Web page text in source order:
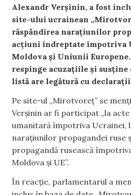
Alexandr Verșinin, a fost
site-ului ucrainean
răspândirea narațiunilor
acțiuni îndreptate împotriva
Moldova și Uniunii
respinge acuzațiile și susține
listă are legătură cu
Pe site-ul „Mirotvoreț” se
Verșinin ar fi participat „la
umanitară împotriva Ucrainei,
narațiunilor propagandei ruse
propagandă rusească
Moldova și UE”.
În reacție, parlamentarul a